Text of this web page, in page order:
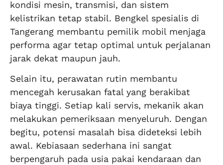
kondisi mesin, transmisi, dan sistem
kelistrikan tetap stabil. Bengkel spesialis di
Tangerang membantu pemilik mobil menjaga
performa agar tetap optimal untuk perjalanan
jarak dekat maupun jauh.
Selain itu, perawatan rutin membantu
mencegah kerusakan fatal yang berakibat
biaya tinggi. Setiap kali servis, mekanik akan
melakukan pemeriksaan menyeluruh. Dengan
begitu, potensi masalah bisa dideteksi lebih
awal. Kebiasaan sederhana ini sangat
berpengaruh pada usia pakai kendaraan dan